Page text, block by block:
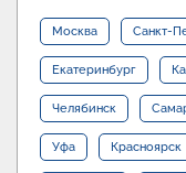
Москва Санкт-
Екатеринбург
Челябинск
Уфа Красноярск